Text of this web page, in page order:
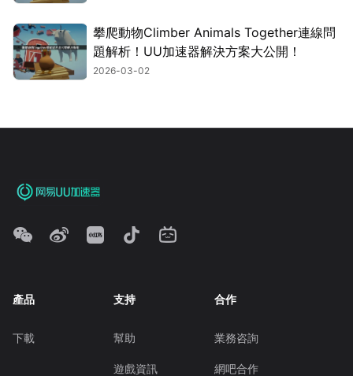
攀爬動物Climber Animals Together連線問
題解析！UU加速器解決方案大公開！
2026-03-02
產品
下載
支持
幫助
遊戲資訊
合作
業務咨詢
網吧合作